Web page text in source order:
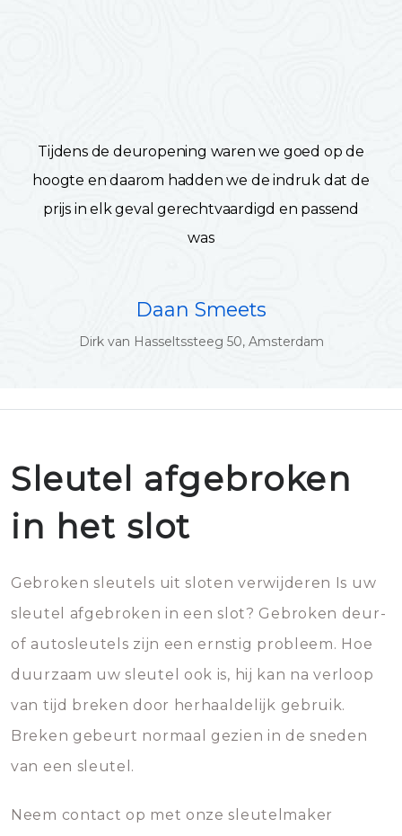
Tijdens de deuropening waren we goed op de
hoogte en daarom hadden we de indruk dat de
prijs in elk geval gerechtvaardigd en passend
was
Daan Smeets
Dirk van Hasseltssteeg 50, Amsterdam
Sleutel afgebroken
in het slot
Gebroken sleutels uit sloten verwijderen Is uw
sleutel afgebroken in een slot? Gebroken deur-
of autosleutels zijn een ernstig probleem. Hoe
duurzaam uw sleutel ook is, hij kan na verloop
van tijd breken door herhaaldelijk gebruik.
Breken gebeurt normaal gezien in de sneden
van een sleutel.
Neem contact op met onze sleutelmaker